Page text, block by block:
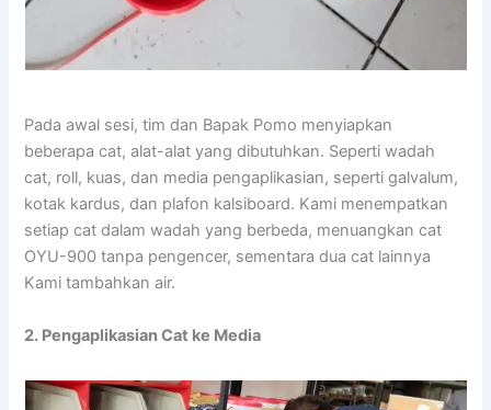
Pada awal sesi, tim dan Bapak Pomo menyiapkan
beberapa cat, alat-alat yang dibutuhkan. Seperti wadah
cat, roll, kuas, dan media pengaplikasian, seperti galvalum,
kotak kardus, dan plafon kalsiboard. Kami menempatkan
setiap cat dalam wadah yang berbeda, menuangkan cat
OYU-900 tanpa pengencer, sementara dua cat lainnya
Kami tambahkan air.
2. Pengaplikasian Cat ke Media